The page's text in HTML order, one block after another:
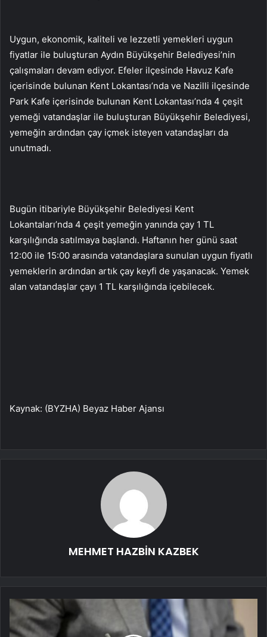
Uygun, ekonomik, kaliteli ve lezzetli yemekleri uygun
fiyatlar ile buluşturan Aydın Büyükşehir Belediyesi’nin
çalışmaları devam ediyor. Efeler ilçesinde Havuz Kafe
içerisinde bulunan Kent Lokantası’nda ve Nazilli ilçesinde
Park Kafe içerisinde bulunan Kent Lokantası’nda 4 çeşit
yemeği vatandaşlar ile buluşturan Büyükşehir Belediyesi,
yemeğin ardından çay içmek isteyen vatandaşları da
unutmadı.
Bugün itibariyle Büyükşehir Belediyesi Kent
Lokantaları’nda 4 çeşit yemeğin yanında çay 1 TL
karşılığında satılmaya başlandı. Haftanın her günü saat
12:00 ile 15:00 arasında vatandaşlara sunulan uygun fiyatlı
yemeklerin ardından artık çay keyfi de yaşanacak. Yemek
alan vatandaşlar çayı 1 TL karşılığında içebilecek.
Kaynak: (BYZHA) Beyaz Haber Ajansı
MEHMET HAZBİN KAZBEK